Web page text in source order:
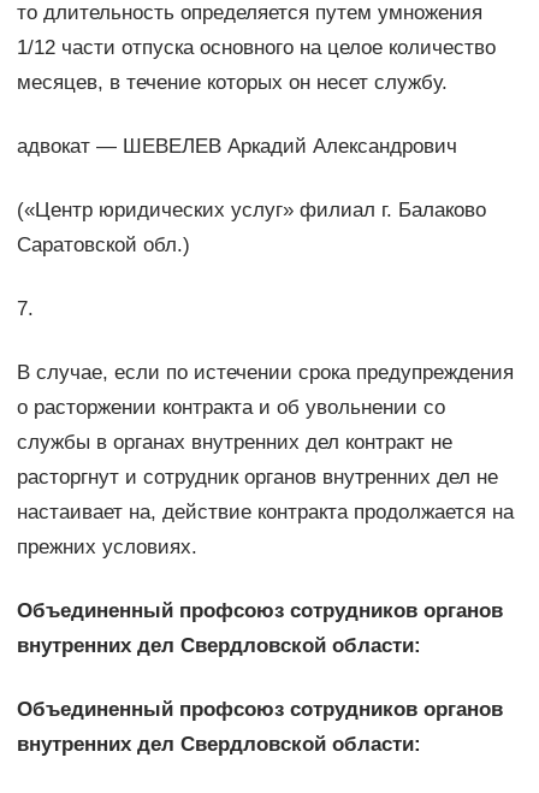
то длительность определяется путем умножения
1/12 части отпуска основного на целое количество
месяцев, в течение которых он несет службу.
адвокат — ШЕВЕЛЕВ Аркадий Александрович
(«Центр юридических услуг» филиал г. Балаково
Саратовской обл.)
7.
В случае, если по истечении срока предупреждения
о расторжении контракта и об увольнении со
службы в органах внутренних дел контракт не
расторгнут и сотрудник органов внутренних дел не
настаивает на, действие контракта продолжается на
прежних условиях.
Объединенный профсоюз сотрудников органов
внутренних дел Свердловской области:
Объединенный профсоюз сотрудников органов
внутренних дел Свердловской области: